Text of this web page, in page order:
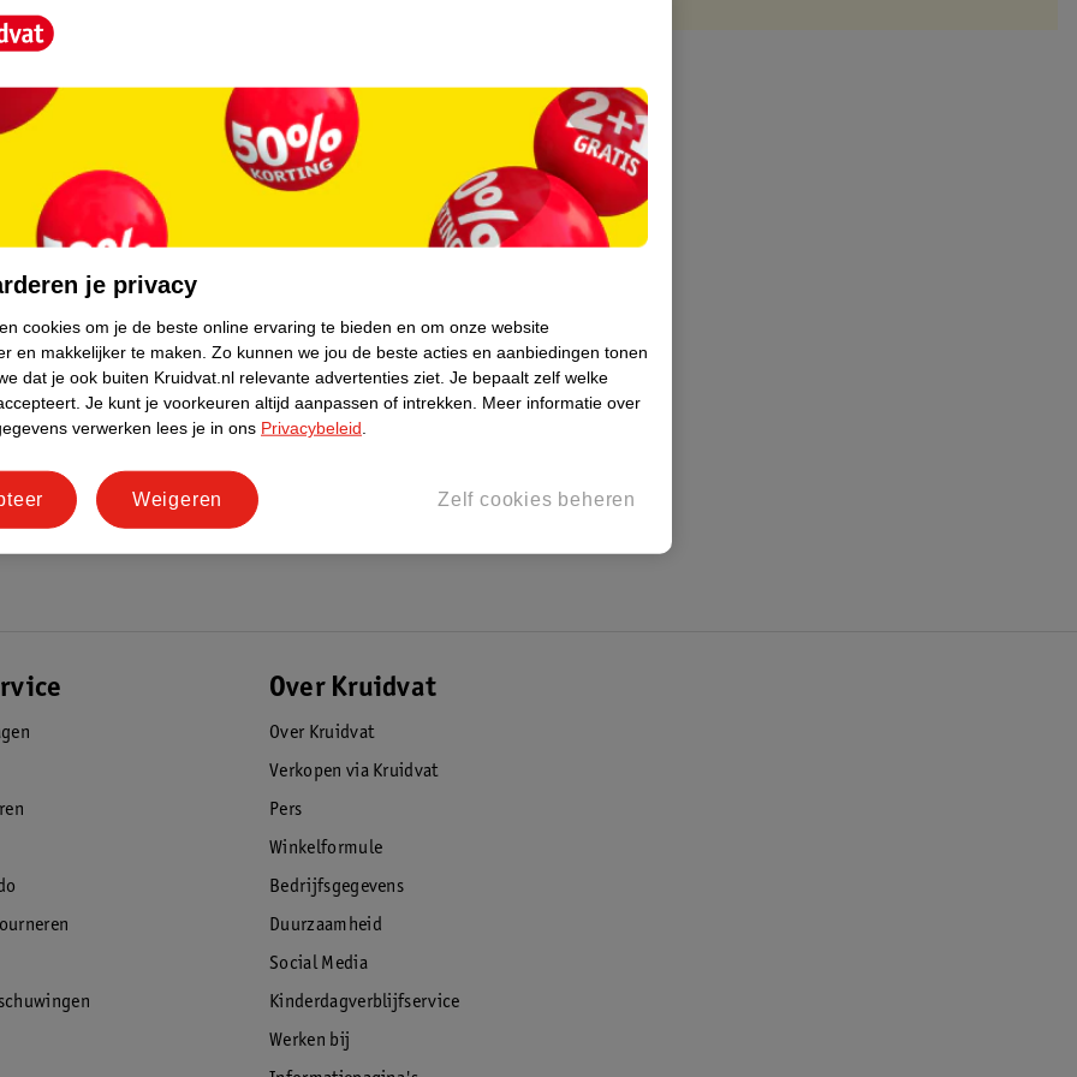
medische expertise. Het merk legt de
Bij de Zamst SS-1 Kuitband /
Over Kruidvat
Over Kruidvat
Verkopen via Kruidvat
Pers
Winkelformule
Bedrijfsgegevens
Duurzaamheid
Social Media
Kinderdagverblijfservice
Werken bij
je privacy
cookies om je de beste online ervaring te bieden en om onze website
en makkelijker te maken. Zo kunnen we jou de beste acties en aanbiedingen tonen
dat je ook buiten Kruidvat.nl relevante advertenties ziet. Je bepaalt zelf welke
Je kunt je voorkeuren altijd aanpassen of intrekken.
Meer informatie over
verwerken lees je in ons Privacybeleid
Zelf cookies beheren
Weigeren